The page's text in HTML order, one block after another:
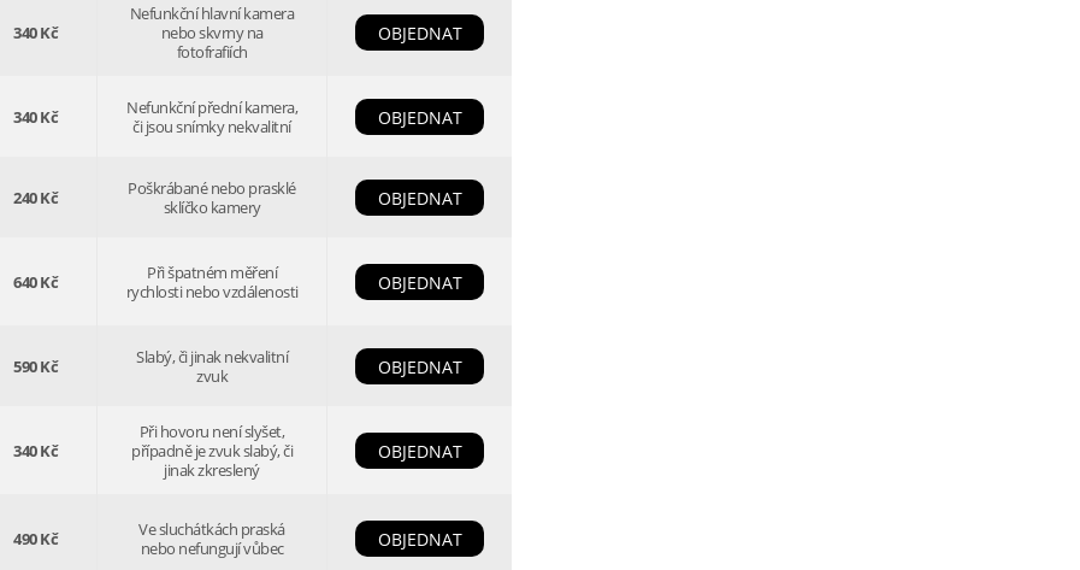
340 Kč
Nefunkční hlavní kamera
nebo skvrny na
fotofrafiích
OBJEDNAT
340 Kč
Nefunkční přední kamera,
či jsou snímky nekvalitní
OBJEDNAT
240 Kč
Poškrábané nebo prasklé
sklíčko kamery
OBJEDNAT
640 Kč
Při špatném měření
rychlosti nebo vzdálenosti
OBJEDNAT
590 Kč
Slabý, či jinak nekvalitní
zvuk
OBJEDNAT
340 Kč
Při hovoru není slyšet,
případně je zvuk slabý, či
jinak zkreslený
OBJEDNAT
490 Kč
Ve sluchátkách praská
nebo nefungují vůbec
OBJEDNAT